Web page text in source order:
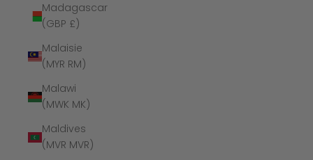
Madagascar
(GBP £)
Malaisie
(MYR RM)
Malawi
(MWK MK)
Maldives
(MVR MVR)